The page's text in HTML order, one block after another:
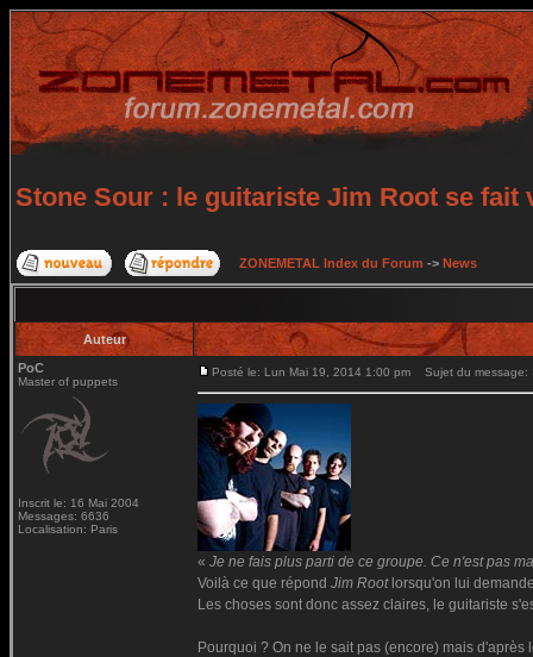
Stone Sour : le guitariste Jim Root se fait
ZONEMETAL Index du Forum -> News
Auteur
PoC
Master of puppets
Inscrit le: 16 Mai 2004
Messages: 6636
Localisation: Paris
Posté le: Lun Mai 19, 2014 1:00 pm Sujet du message:
« Je ne fais plus parti de ce groupe. Ce n'est pas
Voilà ce que répond Jim Rootlorsqu'on lui
Les choses sont donc assez claires, le guitariste
Pourquoi ? On ne le sait pas (encore) mais